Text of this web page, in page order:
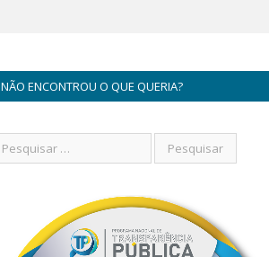
NÃO ENCONTROU O QUE QUERIA?